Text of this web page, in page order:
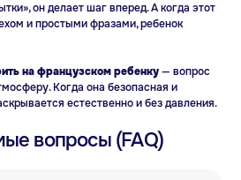
он делает шаг вперед. А когда этот
и простыми фразами, ребенок
на французском ребенку— вопрос
Когда она безопасная и
естественно и без давления.
вопросы (FAQ)